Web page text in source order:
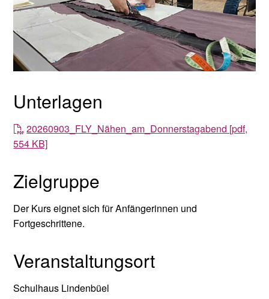
Unterlagen
20260903_FLY_Nähen_am_Donnerstagabend [pdf,
554 KB]
Zielgruppe
Der Kurs eignet sich für Anfängerinnen und
Fortgeschrittene.
Veranstaltungsort
Schulhaus Lindenbüel